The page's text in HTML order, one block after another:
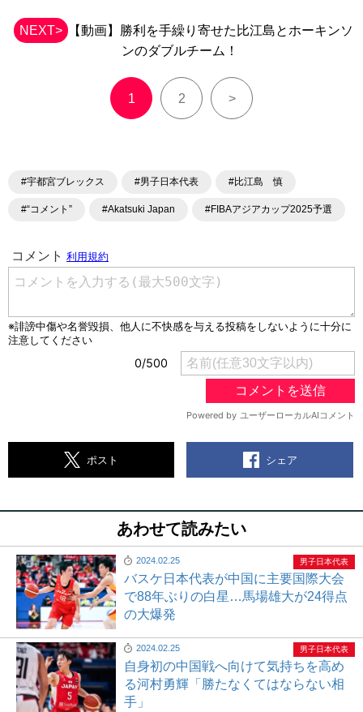
NEXT>
【動画】勝利を手繰り寄せた比江島とホーキンソ
ンのダブルチーム！
1 2 >
#宇都宮ブレックス #男子日本代表 #比江島 慎
#“コメント” #Akatsuki Japan #FIBAアジアカップ2025予選
ポスト シェア
あわせて読みたい
2024.02.25
バスケ日本代表が中国に主要国際大会
で88年ぶりの白星…馬場雄大が24得点
の大爆発
男子日本代表
2024.02.25
自身初の中国戦へ向けて気持ちを高め
る河村勇輝「勝たなくてはならない相
手」
男子日本代表